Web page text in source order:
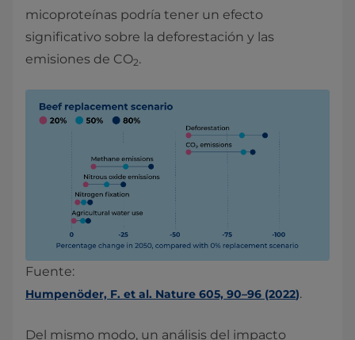
micoproteínas podría tener un efecto
significativo sobre la deforestación y las
emisiones de CO2.
Fuente:
Humpenöder, F. et al. Nature 605, 90–96 (2022).
Del mismo modo, un análisis del impacto